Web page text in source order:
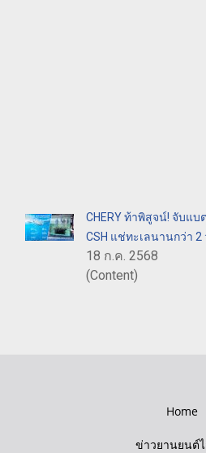
CHERY ท้าพิสูจน์! จับแบ
CSH แช่ทะเลนานกว่า 2
18 ก.ค. 2568
(Content)
Home
ข่าวยานยนต์